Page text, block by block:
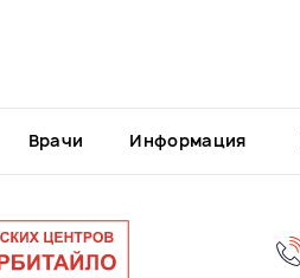
Врачи Информация